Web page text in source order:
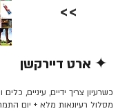
>>
✦ ארט דיירקשן
כשרעיון צריך ידיים, עיניים,
מסלול רעיונאות מלא + יום